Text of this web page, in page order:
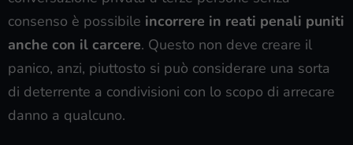
consenso è possibile incorrere in reati penali puniti
anche con il carcere. Questo non deve creare il
panico, anzi, piuttosto si può considerare una sorta
di deterrente a condivisioni con lo scopo di arrecare
danno a qualcuno.